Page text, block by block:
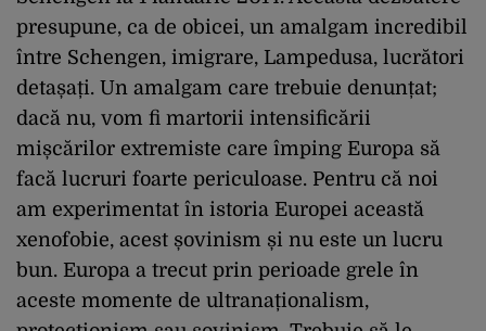
presupune, ca de obicei, un amalgam incredibil
între Schengen, imigrare, Lampedusa, lucrători
detașați. Un amalgam care trebuie denunțat;
dacă nu, vom fi martorii intensificării
mișcărilor extremiste care împing Europa să
facă lucruri foarte periculoase. Pentru că noi
am experimentat în istoria Europei această
xenofobie, acest șovinism și nu este un lucru
bun. Europa a trecut prin perioade grele în
aceste momente de ultranaționalism,